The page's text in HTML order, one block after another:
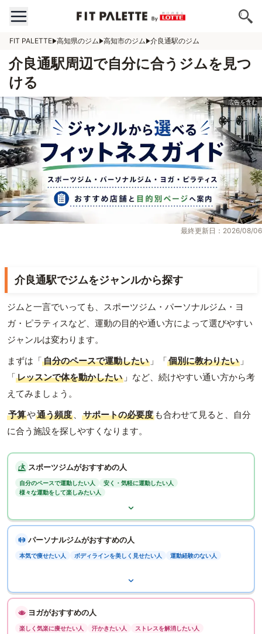
FIT PALETTE 高知県のジム 高知市のジム 介良通駅のジム
介良通駅周辺で自分に合うジムを見つ
ける
最終更新日：2026/08/06
介良通駅でジムをジャンルから探す
ジムと一言でいっても、スポーツジム・パーソナルジム・ヨ
ガ・ピラティスなど、運動の目的や通い方によって選びやすい
ジャンルは変わります。
まずは「自分のペースで運動したい 」「個別に教わりたい 」
「レッスンで体を動かしたい 」など、続けやすい通い方から考
えてみましょう。
予算や通う頻度 、 サポートの必要度 も合わせて見ると、自分
に合う施設を探しやすくなります。
スポーツジムがおすすめの人
自分のペースで運動したい人
安く・気軽に運動したい人
様々な運動をして楽しみたい人
パーソナルジムがおすすめの人
本気で痩せたい人 ボディラインを美しく見せたい人 運動経験のない人
ヨガがおすすめの人
楽しく気楽に痩せたい人 汗かきたい人 ストレスを解消したい人